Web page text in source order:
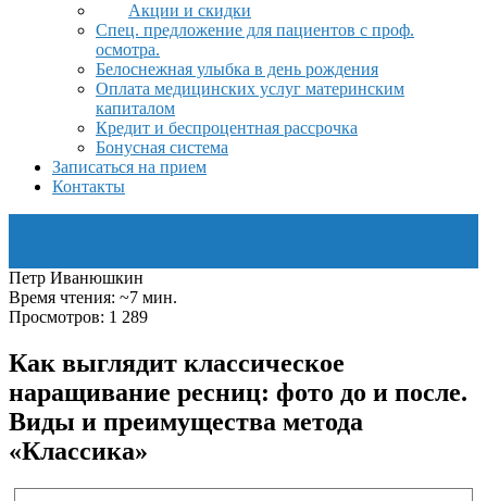
Акции и скидки
Спец. предложение для пациентов с проф.
осмотра.
Белоснежная улыбка в день рождения
Оплата медицинских услуг материнским
капиталом
Кредит и беспроцентная рассрочка
Бонусная система
Записаться на прием
Контакты
Петр Иванюшкин
Время чтения: ~7 мин.
Просмотров: 1 289
Как выглядит классическое
наращивание ресниц: фото до и после.
Виды и преимущества метода
«Классика»